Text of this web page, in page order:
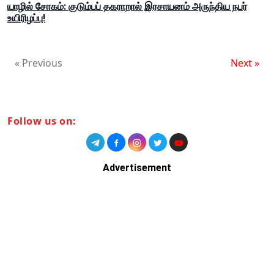
யாழில் சோகம்: குடும்பப் தகராறால் இரசாயனம் அருந்திய நபர்
உயிரிழப்பு!
« Previous Next »
Follow us on:
Advertisement